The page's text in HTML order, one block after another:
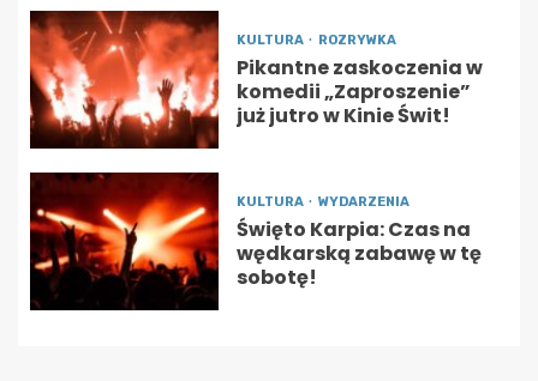
KULTURA ROZRYWKA
Pikantne zaskoczenia w
komedii „Zaproszenie”
już jutro w Kinie Świt!
KULTURA WYDARZENIA
Święto Karpia: Czas na
wędkarską zabawę w tę
sobotę!